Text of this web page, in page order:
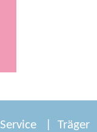
Service
Träger